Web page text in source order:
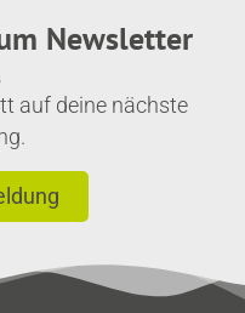
Newsletter
auf deine nächste